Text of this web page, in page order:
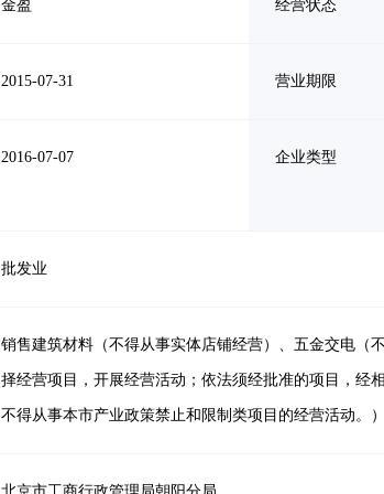
金盈 经营状态
2015-07-31 营业期限
2016-07-07 企业类型
批发业
销售建筑材料（不得从事实体店铺经营）、五金交电（
择经营项目，开展经营活动；依法须经批准的项目，经
不得从事本市产业政策禁止和限制类项目的经营活动。）